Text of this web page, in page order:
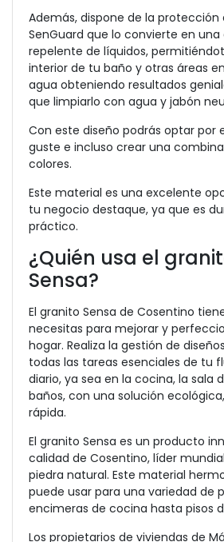
Además, dispone de la protección
SenGuard que lo convierte en
repelente de líquidos,
interior de tu baño y otras áreas
agua obteniendo resultados
que limpiarlo con agua y jabón
Con este diseño podrás optar por
guste e incluso crear una
colores.
Este material es una excelente
tu negocio destaque, ya que es
práctico.
¿Quién usa el
Sensa?
El granito Sensa de Cosentino
necesitas para mejorar y
hogar. Realiza la gestión de
todas las tareas esenciales de tu
diario, ya sea en la cocina, la sala
baños, con una solución
rápida.
El granito Sensa es un producto
calidad de Cosentino, líder
piedra natural. Este material
puede usar para una variedad de
encimeras de cocina hasta pisos
Los propietarios de viviendas de